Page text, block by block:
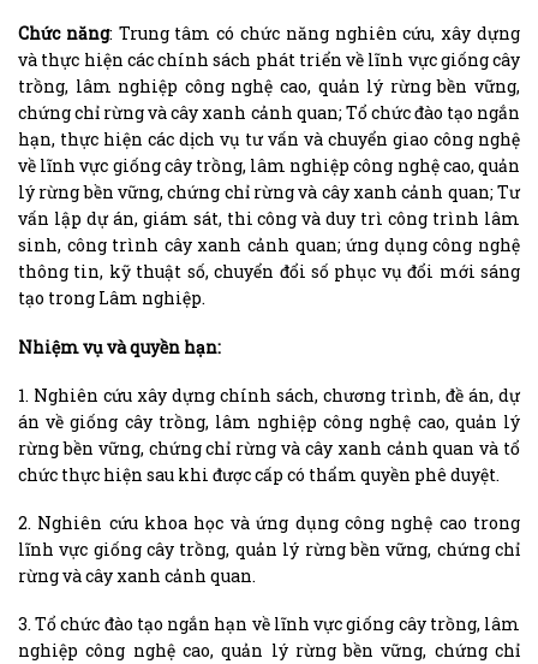
Chức năng: Trung tâm có chức năng nghiên cứu, xây dựng
và thực hiện các chính sách phát triển về lĩnh vực giống cây
trồng, lâm nghiệp công nghệ cao, quản lý rừng bền vững,
chứng chỉ rừng và cây xanh cảnh quan; Tổ chức đào tạo ngắn
hạn, thực hiện các dịch vụ tư vấn và chuyển giao công nghệ
về lĩnh vực giống cây trồng, lâm nghiệp công nghệ cao, quản
lý rừng bền vững, chứng chỉ rừng và cây xanh cảnh quan; Tư
vấn lập dự án, giám sát, thi công và duy trì công trình lâm
sinh, công trình cây xanh cảnh quan; ứng dụng công nghệ
thông tin, kỹ thuật số, chuyển đổi số phục vụ đổi mới sáng
tạo trong Lâm nghiệp.
Nhiệm vụ và quyền hạn:
1. Nghiên cứu xây dựng chính sách, chương trình, đề án, dự
án về giống cây trồng, lâm nghiệp công nghệ cao, quản lý
rừng bền vững, chứng chỉ rừng và cây xanh cảnh quan và tổ
chức thực hiện sau khi được cấp có thẩm quyền phê duyệt.
2. Nghiên cứu khoa học và ứng dụng công nghệ cao trong
lĩnh vực giống cây trồng, quản lý rừng bền vững, chứng chỉ
rừng và cây xanh cảnh quan.
3. Tổ chức đào tạo ngắn hạn về lĩnh vực giống cây trồng, lâm
nghiệp công nghệ cao, quản lý rừng bền vững, chứng chỉ